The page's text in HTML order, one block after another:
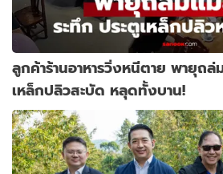
ลูกค้าร้านอาหารวิ่งหนีตาย พายุถ
เหล็กปลิวสะบัด หลุดทั้งบาน!